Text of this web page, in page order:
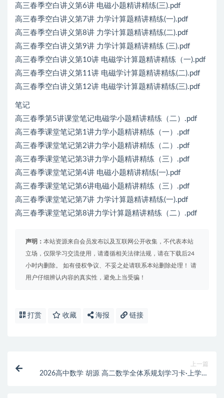
高三春季空白讲义第6讲 电磁小题精讲精练(三).pdf
高三春季空白讲义第7讲 力学计算题精讲精练(一).pdf
高三春季空白讲义第8讲 力学计算题精讲精练(二).pdf
高三春季空白讲义第9讲 力学计算题精讲精练 (三).pdf
高三春季空白讲义第10讲 电磁学计算题精讲精练（一).pdf
高三春季空白讲义第11讲 电磁学计算题精讲精练(二).pdf
高三春季空白讲义第12讲 电磁学计算题精讲精练(三).pdf
笔记
高三春季第5讲课堂笔记电磁学小题精讲精练（二）.pdf
高三春季课堂笔记第1讲力学小题精讲精练（一）.pdf
高三春季课堂笔记第2讲力学小题精讲精练（二）.pdf
高三春季课堂笔记第3讲力学小题精讲精练（三）.pdf
高三春季课堂笔记第4讲 电磁小题精讲精练(一).pdf
高三春季课堂笔记第6讲电磁小题精讲精练（三）.pdf
高三春季课堂笔记第7讲 力学计算题精讲精练(一).pdf
高三春季课堂笔记第8讲力学计算题精讲精练（二）.pdf
声明： 本站资源来自会员发布以及互联网公开收集，不代表本站
立场，仅限学习交流使用，请遵循相关法律法规，请在下载后24
小时内删除。 如有侵权争议、不妥之处请联系本站删除处理！ 请
用户仔细辨认内容的真实性，避免上当受骗！
打赏 收藏 海报 链接
上一篇
2026高中数学 胡源 高二数学全体系规划学习卡·上学期